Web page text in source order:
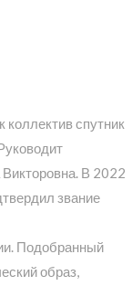
спутник
В 2022
звание
Подобранный
образ,